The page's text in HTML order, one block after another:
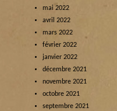
mai 2022
avril 2022
mars 2022
février 2022
janvier 2022
décembre 2021
novembre 2021
octobre 2021
septembre 2021